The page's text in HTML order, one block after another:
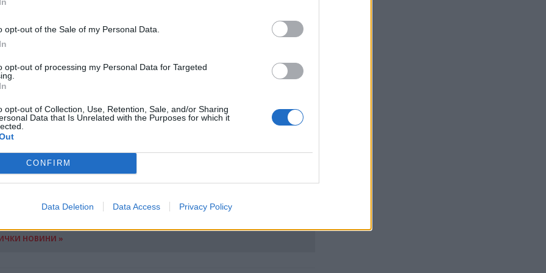
opt-out of the Sale of my Personal Data.
opt-out of processing my Personal Data for Targeted
opt-out of Collection, Use, Retention, Sale, and/or Sharing
Data that Is Unrelated with the Purposes for which it
CONFIRM
Data Deletion Data Access Privacy Policy
малко или средно предприятие от България и едно
кандидатите да се запознаят с пакета
актуални новини са публикувани науебсайта на
проекти, водещи до повишаване на
и разширяване на пазарните възможности, са
да заявят във връзка с разработването на проектни
е да се изпрати запитване на следния имейл
js_sofia@mrrb.government.bg
НОВИНИ »